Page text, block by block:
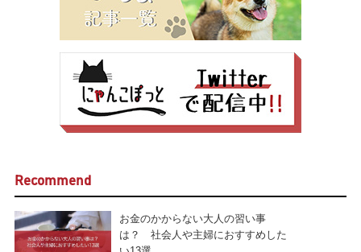
Recommend
お金のかからない大人の習い事
は？ 社会人や主婦におすすめした